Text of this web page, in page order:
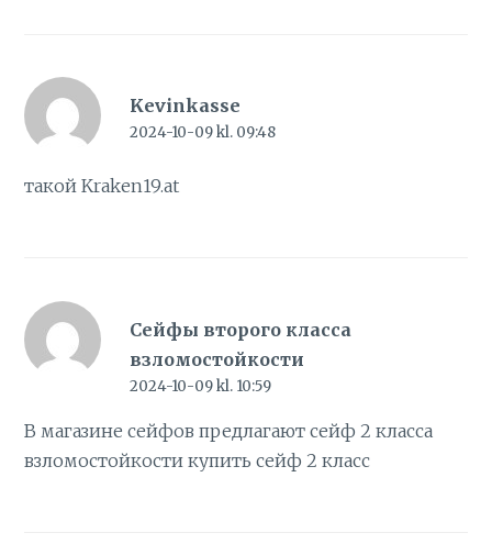
Kevinkasse
2024-10-09 kl. 09:48
такойKraken19.at
Сейфы второго класса
взломостойкости
2024-10-09 kl. 10:59
В магазине сейфов предлагают сейф 2 класса
взломостойкостикупить сейф 2 класс